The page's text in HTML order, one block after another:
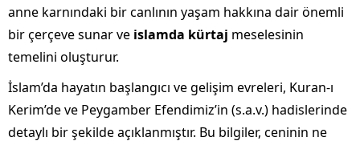
anne karnındaki bir canlının yaşam hakkına dair önemli
bir çerçeve sunar ve islamda kürtaj meselesinin
temelini oluşturur.
İslam’da hayatın başlangıcı ve gelişim evreleri, Kuran-ı
Kerim’de ve Peygamber Efendimiz’in (s.a.v.) hadislerinde
detaylı bir şekilde açıklanmıştır. Bu bilgiler, ceninin ne